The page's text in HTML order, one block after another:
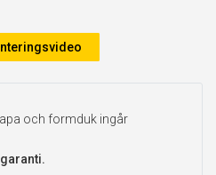
och formduk ingår